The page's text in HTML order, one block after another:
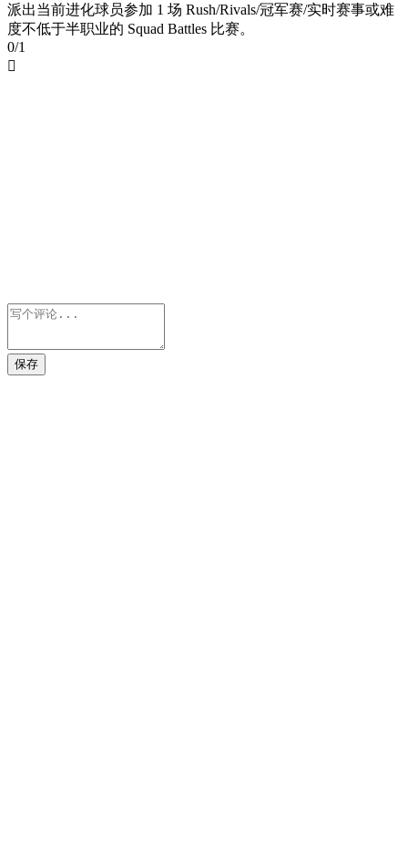
派出当前进化球员参加 1 场 Rush/Rivals/冠军赛/实时赛事或难
度不低于半职业的 Squad Battles 比赛。
0/1

保存